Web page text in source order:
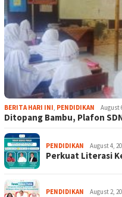
BERITA HARI INI, PENDIDIKAN August
Ditopang Bambu, Plafon
PENDIDIKAN August 4,
Perkuat Literasi
PENDIDIKAN August 2,